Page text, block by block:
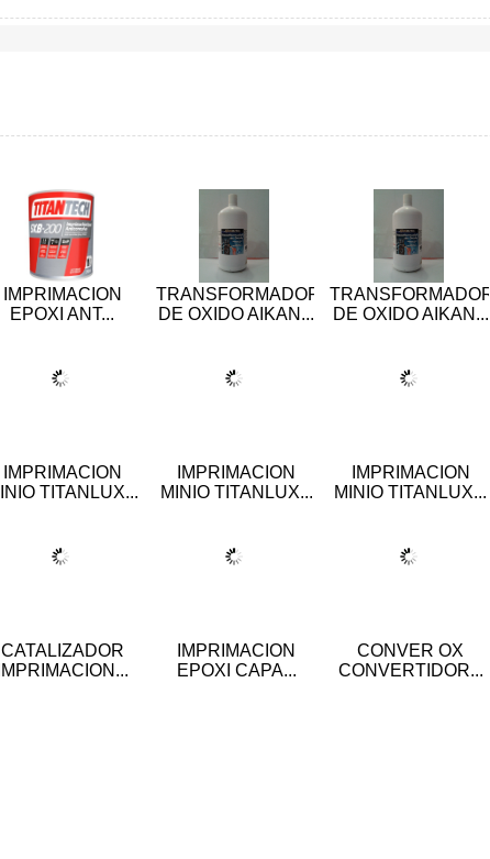
IMPRIMACION
EPOXI ANT...
TRANSFORMADOR
DE OXIDO AIKAN...
TRANSFORMADOR
DE OXIDO AIKAN...
IMPRIMACION
TITANLUX...
IMPRIMACION
MINIO TITANLUX...
IMPRIMACION
MINIO TITANLUX...
CATALIZADOR
IMPRIMACION...
IMPRIMACION
EPOXI CAPA...
CONVER OX
CONVERTIDOR...